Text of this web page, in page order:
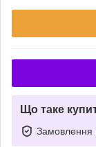
Що таке
Замовлення